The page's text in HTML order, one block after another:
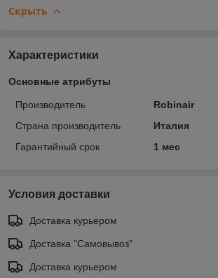
Скрыть
Характеристики
Основные атрибуты
Производитель
Robinair
Страна производитель
Италия
Гарантийный срок
1 мес
Условия доставки
Доставка курьером
Доставка "Самовывоз"
Доставка курьером